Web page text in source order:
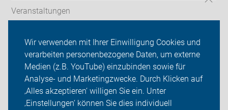
Wir verwenden mit Ihrer Einwilligung Cookies und
verarbeiten personenbezogene Daten, um externe
Medien (z.B. YouTube) einzubinden sowie für
Analyse- und Marketingzwecke. Durch Klicken auf
‚Alles akzeptieren‘ willigen Sie ein. Unter
‚Einstellungen‘ können Sie dies individuell
Veranstaltungen
ADFC Landsberg am Lech
Sei dabei
Presse